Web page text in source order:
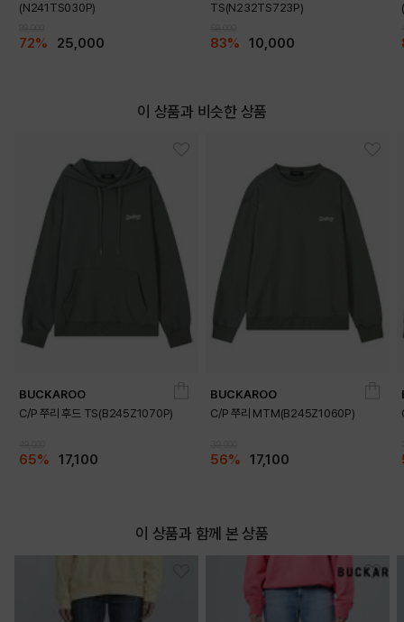
(N241TS030P)
72% 25,000
TS(N232TS723P)
83% 10,000
이 상품과 비슷한 상품
BUCKAROO
C/P 쭈리 후드 TS(B245Z1070P)
65% 17,100
BUCKAROO
C/P 쭈리 MTM(B245Z1060P)
56% 17,100
이 상품과 함께 본 상품